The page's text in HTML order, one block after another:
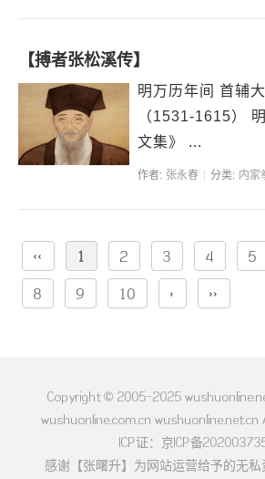
【搏者张松溪传】
明万历年间 首辅
（1531-1615）
文集》 ...
作者: 张永春 分类: 内家
‹‹ 1 2 3 4 5
8 9 10 › ››
Copyright © 2005-2025
wushuonline.com.cn wushuonline.net.cn
ICP证：京ICP备
感谢【张曙升】为网站运营给予的无私